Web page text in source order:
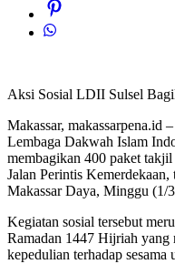
Aksi Sosial LDII Sulsel
Makassar,
Lembaga Dakwah Islam
membagikan 400 paket
Jalan Perintis
Makassar Daya, Minggu (1/
Kegiatan sosial tersebut
Ramadan 1447 Hijriah
kepedulian terhadap